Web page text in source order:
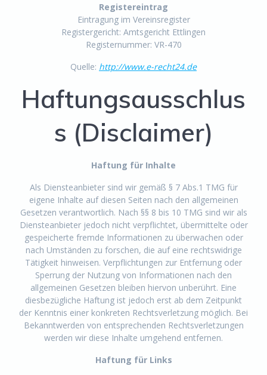
Registereintrag
Eintragung im Vereinsregister
Registergericht: Amtsgericht Ettlingen
Registernummer: VR-470
Quelle: http://www.e-recht24.de
Haftungsausschlus
s (Disclaimer)
Haftung für Inhalte
Als Diensteanbieter sind wir gemäß § 7 Abs.1 TMG für
eigene Inhalte auf diesen Seiten nach den allgemeinen
Gesetzen verantwortlich. Nach §§ 8 bis 10 TMG sind wir als
Diensteanbieter jedoch nicht verpflichtet, übermittelte oder
gespeicherte fremde Informationen zu überwachen oder
nach Umständen zu forschen, die auf eine rechtswidrige
Tätigkeit hinweisen. Verpflichtungen zur Entfernung oder
Sperrung der Nutzung von Informationen nach den
allgemeinen Gesetzen bleiben hiervon unberührt. Eine
diesbezügliche Haftung ist jedoch erst ab dem Zeitpunkt
der Kenntnis einer konkreten Rechtsverletzung möglich. Bei
Bekanntwerden von entsprechenden Rechtsverletzungen
werden wir diese Inhalte umgehend entfernen.
Haftung für Links